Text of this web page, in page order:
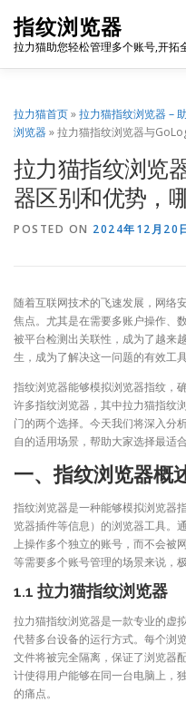
content
指纹浏览器
拉力猫助您轻松管理多个账号,开拓
联系我们 免费注册
拉力猫首页»拉力猫指纹浏览器 –
浏览器»拉力猫指纹浏览器与
拉力猫指纹浏览
器区别和优势，
POSTED ON 2024年12月20
随着互联网技术的飞速发展，网络
焦点。尤其是在需要多账户操作、
被平台检测出关联性，成为了越来
生，成为了解决这一问题的有效工具
指纹浏览器能够模拟浏览器指纹，
许多指纹浏览器，其中拉力猫指纹
门的两个选择。今天我们将深入分
自的适用场景，帮助大家选择最适
一、指纹浏览器概
指纹浏览器是一种能够模拟浏览器
览器插件等信息）的浏览器工具。
上操作多个独立的账号，而不会被
等需要多个账号管理的场景来说，极
1.1 拉力猫指纹浏览器
拉力猫指纹浏览器是一款专业的虚
代替多台设备的运行方式。每个浏
文件将被完全隔离，保证了浏览器
计使得用户能够在同一台电脑上，
的痛点。